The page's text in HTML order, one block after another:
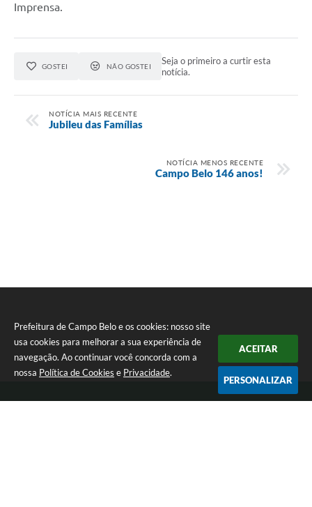
Prefeitura de Campo Belo e os cookies: nosso site
usa cookies para melhorar a sua experiência de
navegação. Ao continuar você concorda com a
nossa Política de Cookies e Privacidade.
ACEITAR
PERSONALIZAR
Imprensa.
GOSTEI NÃO GOSTEI
Seja o primeiro a curtir esta
notícia.
NOTÍCIA MAIS RECENTE
Jubileu das Famílias
NOTÍCIA MENOS RECENTE
Campo Belo 146 anos!